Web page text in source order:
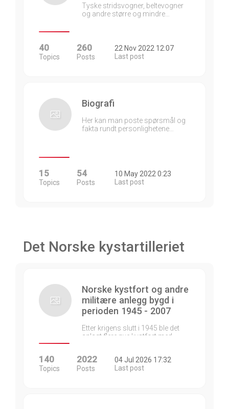
Tyske stridsvogner, beltevogner
og andre større og mindre…
40
Topics
260
Posts
22 Nov 2022 12:07
Last post
Biografi
Her kan man poste spørsmål og
fakta rundt personlighetene…
15
Topics
54
Posts
10 May 2022 0:23
Last post
Det Norske kystartilleriet
Norske kystfort og andre
militære anlegg bygd i
perioden 1945 - 2007
Etter krigens slutt i 1945 ble det
anlagt flere nye kystfort med…
140
Topics
2022
Posts
04 Jul 2026 17:32
Last post